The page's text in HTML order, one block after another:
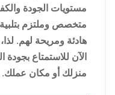
مستويات الجودة
متخصص وملتزم بتلبية
هادئة ومريحة لهم.
الآن للاستمتاع بجودة
منزلك أو مكان عملك.